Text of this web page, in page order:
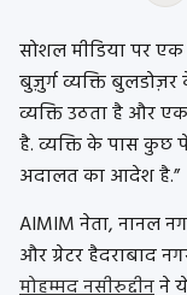
सोशल मीडिया पर
बुज़ुर्ग व्यक्ति
व्यक्ति उठता है और
है. व्यक्ति के पास कुछ
अदालत का आदेश है.”
AIMIM नेता, नानल
और ग्रेटर हैदराबाद
मोहम्मद नसीरुद्दीनने